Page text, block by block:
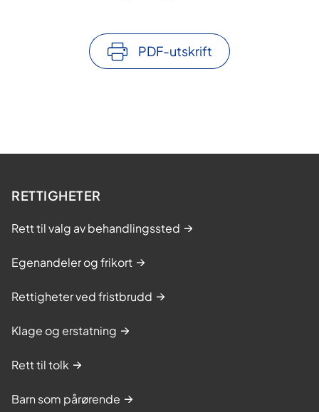
PDF-utskrift
RETTIGHETER
Rett til valg av behandlingssted
Egenandeler og frikort
Rettigheter ved fristbrudd
Klage og erstatning
Rett til tolk
Barn som pårørende